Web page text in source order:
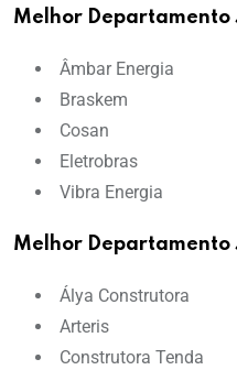
Melhor Departamento
Âmbar Energia
Braskem
Cosan
Eletrobras
Vibra Energia
Melhor
Álya Construtora
Arteris
Construtora Tenda